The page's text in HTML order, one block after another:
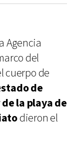
Agencia
del
cuerpo de
stado de
la playa de
dieron el